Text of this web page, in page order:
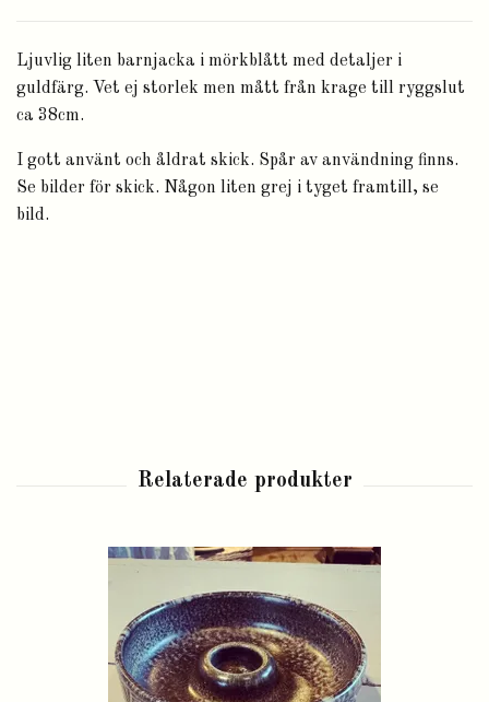
Ljuvlig liten barnjacka i mörkblått med detaljer i
guldfärg. Vet ej storlek men mått från krage till ryggslut
ca 38cm.
I gott använt och åldrat skick. Spår av användning finns.
Se bilder för skick. Någon liten grej i tyget framtill, se
bild.